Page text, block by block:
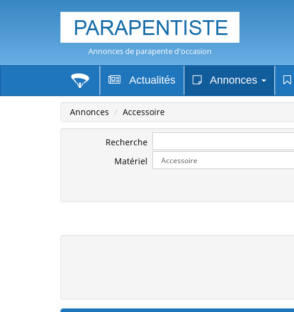
Annonces de parapente d'occasion
Actualités Annonces
Annonces Accessoire
Recherche
Matériel